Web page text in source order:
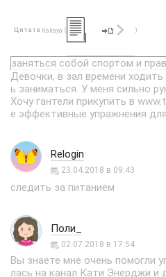
Цитата Kakaya ( )
заняться собой спортом и
Девочки, в зал времени
ь заниматься. У меня сильно
Хочу гантели прикупить в
е эффективные упражнения
Relogin
23.04.2018 в 09:43
следить за питанием
Поли_
02.07.2018 в 17:54
Вы знаете мне очень помогли
лась на канал Кати Энерджи и